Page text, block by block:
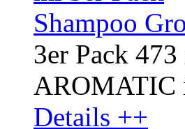
Shampoo
3er Pack
AROMATIC
Details ++